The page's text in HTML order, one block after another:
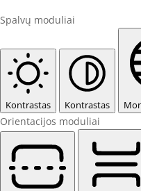
Spalvų moduliai
Kontrastas Kontrastas
Orientacijos moduliai